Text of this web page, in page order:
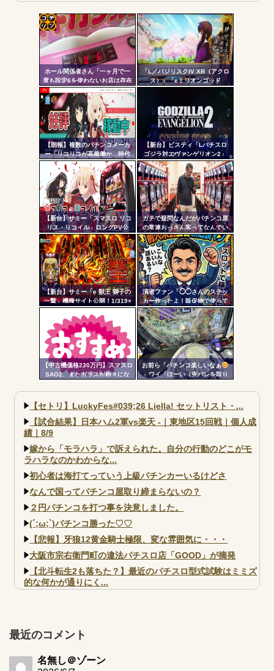
ヤバいか教えて？...
AngelBeats!とかいうクソアニメの思い出ｗｗｗ
Powered by livedoor 相互RSS
ホール関係者さん「一ヶ月で一
度も設定6を使わないお店は存在
しないと思っています。6使った
事がない店長も存在しないと思
う」←これガチ?！
「L／バジリスクIV XB（アクロ
ス）」「eミリオンゴッド
【朗報】複数のパチンコメーカ
ー「リコリコが高稼働か…時代
はライトミドルだ！」
【新台】ビスティ「Lパチスロ
ゴジラ対エヴァンゲリオン2」
PV第一弾公開！Gの衝撃再
来！！！
【新台】サミー「スマスロ リコ
リス・リコイル」ロングPV公
開！新時代の疑似ボ連打を体感
せよ！！！
ガチで疑問なんだがパチンコ屋
の常連おっさん客ってなんでい
つも同じ服着てるの？
【新台】サミー「e 獣王 獅子の
一撃」機種サイト公開！1/319×
ドデカSTRAIGHT、右の1/2で平
均9,800個のサバチャンに突入
演者ファン「◯◯さんのステッ
カー作ったよ！販促物で使って
いいよ」ﾎｲ ジャンバリ「勝手
にグッズ作ってタレントに渡さ
ないで」
【中古機価格230万円】スマスロ
SAO2、またガラスが粉々にな
お前ら「パチンコ楽しいなぁ
」ワイ「ほーい（先バレを取り
コテ
リン
- 固
定リ
ンク
自動
更新
ツー
ル
【セトリ】LuckyFes#039;26 Liella! セットリスト・...
【試合結果】日本ハム2軍vs楽天 -｜東地区15回戦｜個人成
績｜8/9
嫁から「モラハラ」で訴えられた。自分の行動のどこがモ
ラハラなのかわからな...
初心者は海打てっていう上級パチンカーいるけどさ
なんで国ってパチンコ屋取り締まらないの？
２円パチンコを打つ事を決意しました。
(´;ω;`)パチンコ勝った♡♡
【悲報】牙狼12黄金騎士極限、変な雰囲気に・・・
大阪市宗右衛門町の違法パチスロ店「GOOD」が摘発
【北斗転生2も落ちた？】最近のパチスロ型式試験はミミズ
的な何かが通りにく...
井の軽い絆？
最近のコメント
名無し＠ゾーン